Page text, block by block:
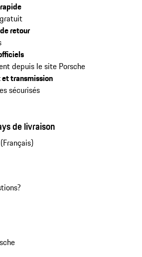
retour
depuis le site Porsche
transmission
sécurisés
de livraison